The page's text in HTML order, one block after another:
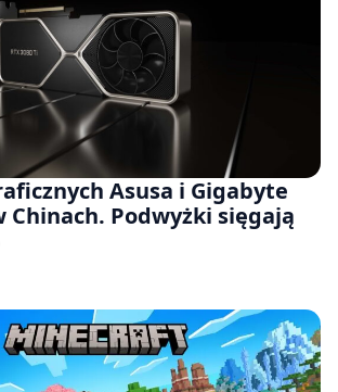
Asusa i Gigabyte
Chinach. Podwyżki sięgają